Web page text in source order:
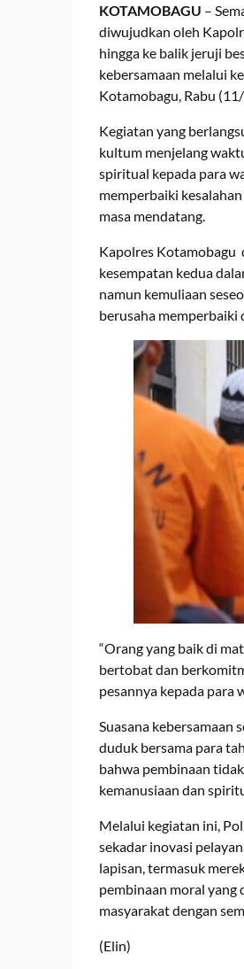
KOTAMOBAGU –
diwujudkan oleh
hingga ke balik jeruji
kebersamaan melalui
Kotamobagu, Rabu
Kegiatan yang
kultum menjelang
spiritual kepada para
memperbaiki
masa mendatang.
Kapolres Kotamobagu
kesempatan kedua
namun kemuliaan
berusaha memperbaiki
“Orang yang baik di
bertobat dan
pesannya kepada para
Suasana kebersamaan
duduk bersama para
bahwa pembinaan
kemanusiaan dan
Melalui kegiatan ini,
sekadar inovasi
lapisan, termasuk
pembinaan moral yang
masyarakat dengan
(Elin)